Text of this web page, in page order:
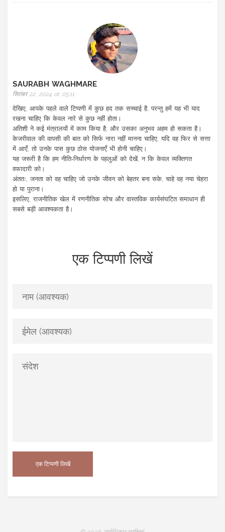
SAURABH WAGHMARE
सितंबर 22, 2024 at 05:11
देखिए, आपके पहले वाले टिप्पणी में कुछ हद तक सच्चाई है, परन्तु हमें यह भी याद
रखना चाहिए कि केवल नारे से कुछ नहीं होता।
अतिशी ने कई मंत्रालयों में काम किया है, और उसका अनुभव अहम हो सकता है।
केजरीवाल की वापसी की बात को सिर्फ नारा नहीं मानना चाहिए; यदि वह फिर से सत्ता
में आएँ, तो उनके पास कुछ ठोस योजनाएँ भी होनी चाहिए।
यह जरूरी है कि हम नीति‑निर्धारण के पहलुओं को देखें, न कि केवल व्यक्तिगत
वफादारी को।
अंततः, जनता को वह चाहिए जो उनके जीवन को बेहतर बना सके, चाहे वह नया चेहरा
हो या पुराना।
इसलिए, राजनीतिक खेल में रणनीतिक सोच और वास्तविक कार्यसंघटित समाधान ही
सबसे बड़ी आवश्यकता है।
एक टिप्पणी लिखें